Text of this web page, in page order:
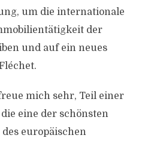
um die internationale
der
und auf ein neues
mich sehr, Teil einer
eine der schönsten
europäischen